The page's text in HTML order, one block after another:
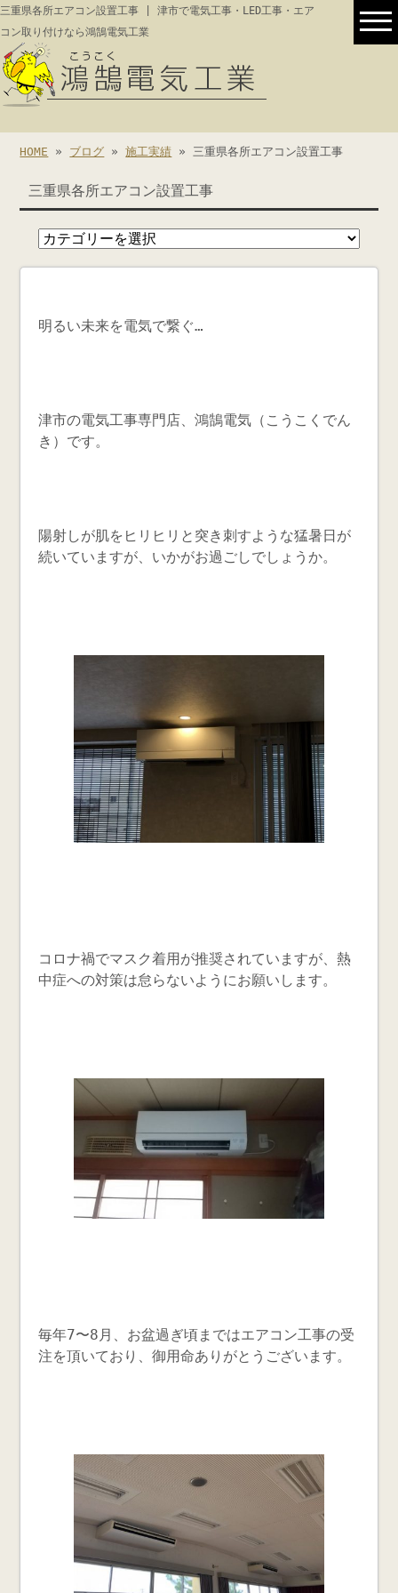
三重県各所エアコン設置工事 | 津市で電気工事・LED工事・エア
コン取り付けなら鴻鵠電気工業
HOME » ブログ »施工実績 » 三重県各所エアコン設置工事
三重県各所エアコン設置工事
明るい未来を電気で繋ぐ…
津市の電気工事専門店、鴻鵠電気（こうこくでん
き）です。
陽射しが肌をヒリヒリと突き刺すような猛暑日が
続いていますが、いかがお過ごしでしょうか。
コロナ禍でマスク着用が推奨されていますが、熱
中症への対策は怠らないようにお願いします。
毎年7〜8月、お盆過ぎ頃まではエアコン工事の受
注を頂いており、御用命ありがとうございます。